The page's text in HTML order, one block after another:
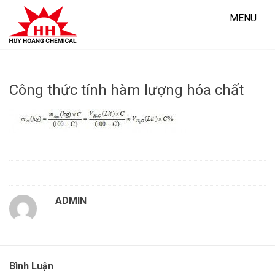
content
MENU
Công thức tính hàm lượng hóa chất
ADMIN
Bình Luận